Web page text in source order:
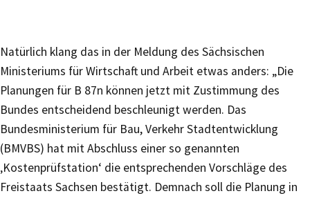
Natürlich klang das in der Meldung des Sächsischen
Ministeriums für Wirtschaft und Arbeit etwas anders: „Die
Planungen für B 87n können jetzt mit Zustimmung des
Bundes entscheidend beschleunigt werden. Das
Bundesministerium für Bau, Verkehr Stadtentwicklung
(BMVBS) hat mit Abschluss einer so genannten
‚Kostenprüfstation‘ die entsprechenden Vorschläge des
Freistaats Sachsen bestätigt. Demnach soll die Planung in